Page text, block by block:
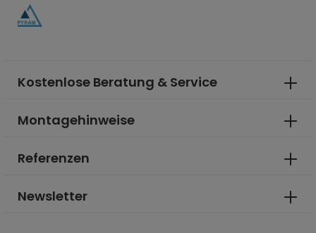
Newsletter
Kostenlose Beratung & Service
Montagehinweise
Referenzen